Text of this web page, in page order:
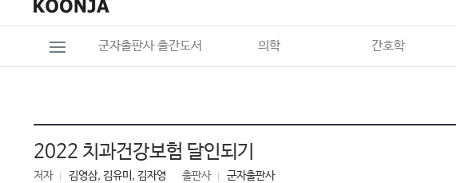
군자출판사 출간도서 의학 간호학
2022 치과건강보험 달인되기
저자 김영삼, 김유미, 김자영 출판사 군자출판사